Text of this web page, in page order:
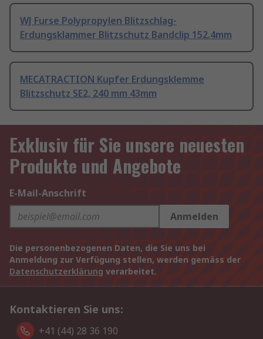
WJ Furse Polypropylen Blitzschlag-
Erdungsklammer Blitzschutz Bandclip 152.4mm
MECATRACTION Kupfer Erdungsklemme
Blitzschutz SE2, 240 mm 43mm
Exklusiv für Sie unsere neuesten
Produkte und Angebote
E-Mail-Anschrift
Anmelden
Die personenbezogenen Daten, die Sie uns bei
Anmeldung zur Verfügung stellen, werden gemäss der
Datenschutzerklärung verarbeitet.
Kontaktieren Sie uns:
+41 (44) 28 36 190